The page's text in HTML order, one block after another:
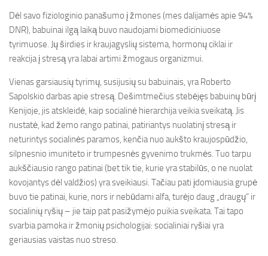
Dėl savo fiziologinio panašumo į žmones (mes dalijamės apie 94%
DNR), babuinai ilgą laiką buvo naudojami biomediciniuose
tyrimuose. Jų širdies ir kraujagyslių sistema, hormonų ciklai ir
reakcija į stresą yra labai artimi žmogaus organizmui.
Vienas garsiausių tyrimų, susijusių su babuinais, yra Roberto
Sapolskio darbas apie stresą. Dešimtmečius stebėjęs babuinų būrį
Kenijoje, jis atskleidė, kaip socialinė hierarchija veikia sveikatą. Jis
nustatė, kad žemo rango patinai, patiriantys nuolatinį stresą ir
neturintys socialinės paramos, kenčia nuo aukšto kraujospūdžio,
silpnesnio imuniteto ir trumpesnės gyvenimo trukmės. Tuo tarpu
aukščiausio rango patinai (bet tik tie, kurie yra stabilūs, o ne nuolat
kovojantys dėl valdžios) yra sveikiausi. Tačiau pati įdomiausia grupė
buvo tie patinai, kurie, nors ir nebūdami alfa, turėjo daug „draugų“ ir
socialinių ryšių – jie taip pat pasižymėjo puikia sveikata. Tai tapo
svarbia pamoka ir žmonių psichologijai: socialiniai ryšiai yra
geriausias vaistas nuo streso.